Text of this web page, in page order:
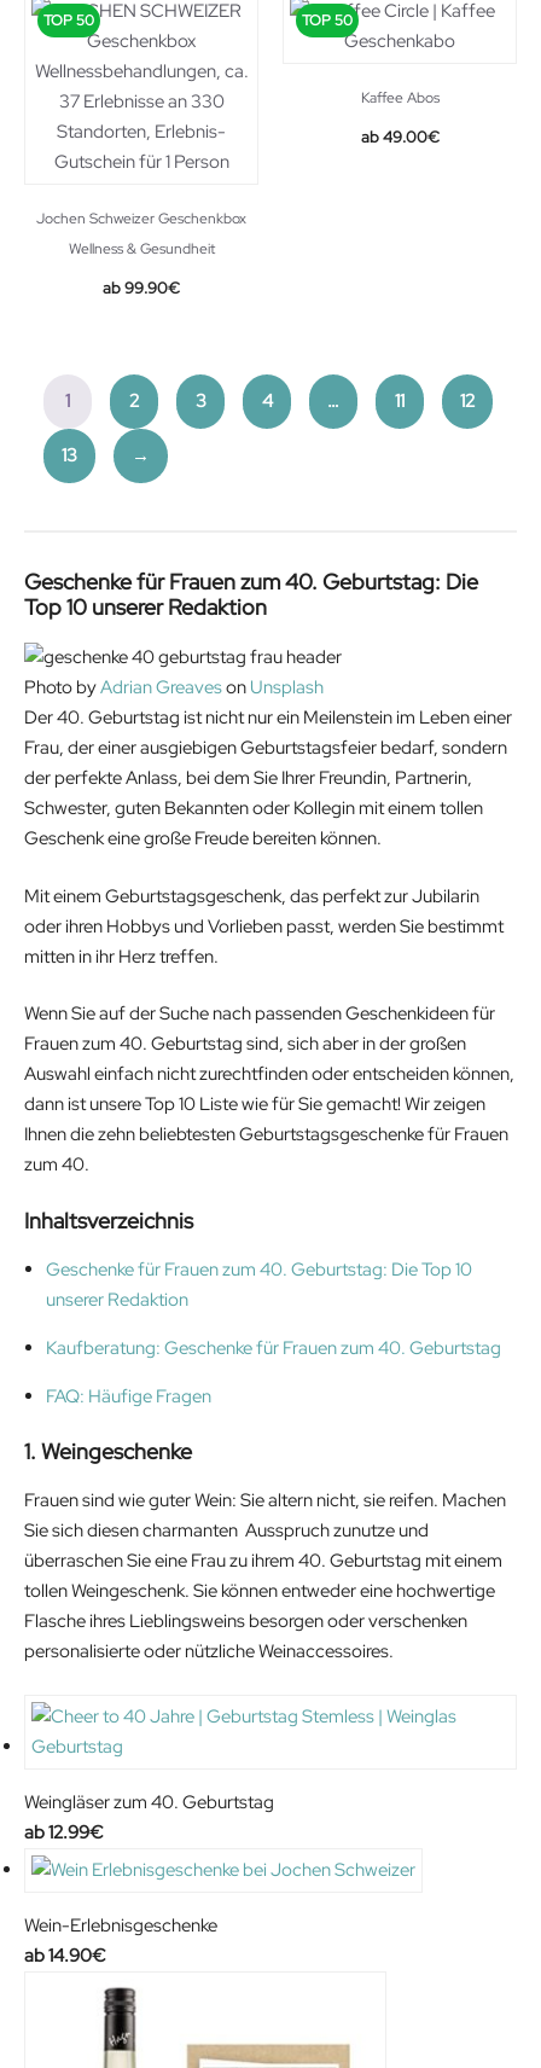
TOP 50
Jochen Schweizer Geschenkbox
Wellness & Gesundheit
99.90€
TOP 50
Kaffee Abos
49.00€
1 2 3 4 … 11 12
13 →
Geschenke für Frauen zum 40. Geburtstag: Die
Top 10 unserer Redaktion
Photo byAdrian Greaveson Unsplash
Der 40. Geburtstag ist nicht nur ein Meilenstein im Leben einer
Frau, der einer ausgiebigen Geburtstagsfeier bedarf, sondern
der perfekte Anlass, bei dem Sie Ihrer Freundin, Partnerin,
Schwester, guten Bekannten oder Kollegin mit einem tollen
Geschenk eine große Freude bereiten können.
Mit einem Geburtstagsgeschenk, das perfekt zur Jubilarin
oder ihren Hobbys und Vorlieben passt, werden Sie bestimmt
mitten in ihr Herz treffen.
Wenn Sie auf der Suche nach passenden Geschenkideen für
Frauen zum 40. Geburtstag sind, sich aber in der großen
Auswahl einfach nicht zurechtfinden oder entscheiden können,
dann ist unsere Top 10 Liste wie für Sie gemacht! Wir zeigen
Ihnen die zehn beliebtesten Geburtstagsgeschenke für Frauen
zum 40.
Inhaltsverzeichnis
Geschenke für Frauen zum 40. Geburtstag: Die Top 10
unserer Redaktion
Kaufberatung: Geschenke für Frauen zum 40. Geburtstag
FAQ: Häufige Fragen
1. Weingeschenke
Frauen sind wie guter Wein: Sie altern nicht, sie reifen. Machen
Sie sich diesen charmanten Ausspruch zunutze und
überraschen Sie eine Frau zu ihrem 40. Geburtstag mit einem
tollen Weingeschenk. Sie können entweder eine hochwertige
Flasche ihres Lieblingsweins besorgen oder verschenken
personalisierte oder nützliche Weinaccessoires.
Weingläser zum 40. Geburtstag
12.99€
Wein-Erlebnisgeschenke
14.90€